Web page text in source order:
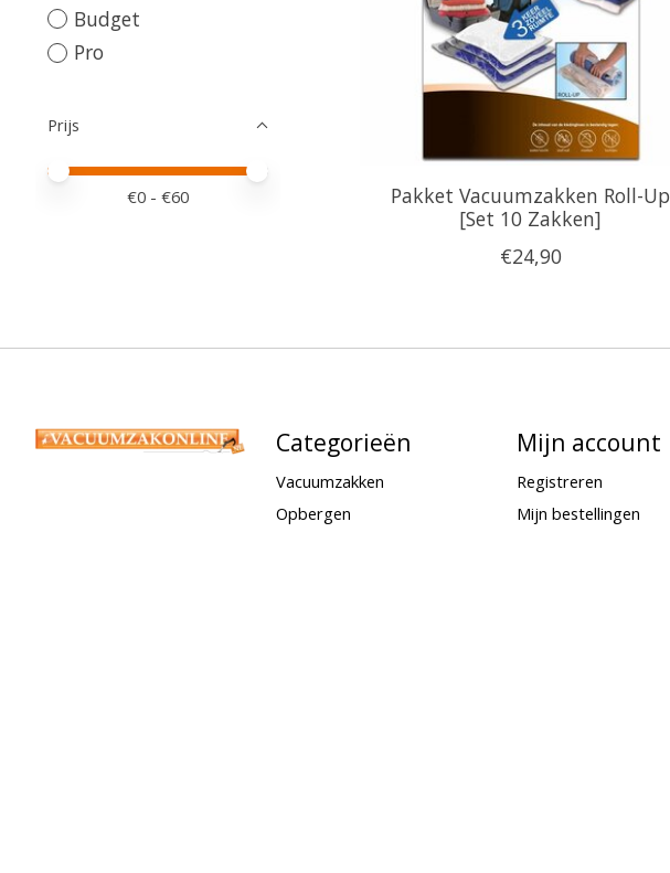
Budget
Pro
Prijs
Minimale prijswaarde
Price maximum value
€0 - €60
Pakket Vacuumzakken Roll-Up
[Set 10 Zakken]
€24,90
Categorieën
Vacuumzakken
Opbergen
Mijn account
Registreren
Mijn bestellingen